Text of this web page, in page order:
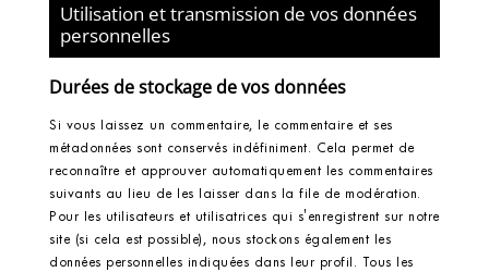
Utilisation et transmission de vos données
personnelles
Durées de stockage de vos données
Si vous laissez un commentaire, le commentaire et ses
métadonnées sont conservés indéfiniment. Cela permet de
reconnaître et approuver automatiquement les commentaires
suivants au lieu de les laisser dans la file de modération.
Pour les utilisateurs et utilisatrices qui s'enregistrent sur notre
site (si cela est possible), nous stockons également les
données personnelles indiquées dans leur profil. Tous les